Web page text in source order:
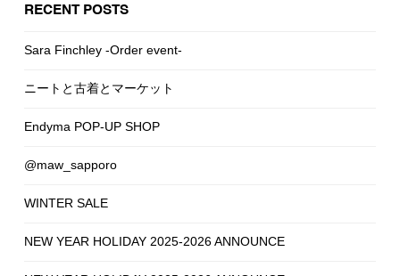
RECENT POSTS
Sara Finchley -Order event-
ニートと古着とマーケット
Endyma POP-UP SHOP
@maw_sapporo
WINTER SALE
NEW YEAR HOLIDAY 2025-2026 ANNOUNCE